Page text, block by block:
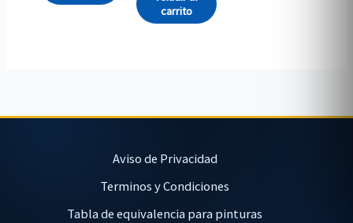
carrito
Aviso de Privacidad
Terminos y Condiciones
Tabla de equivalencia para pinturas